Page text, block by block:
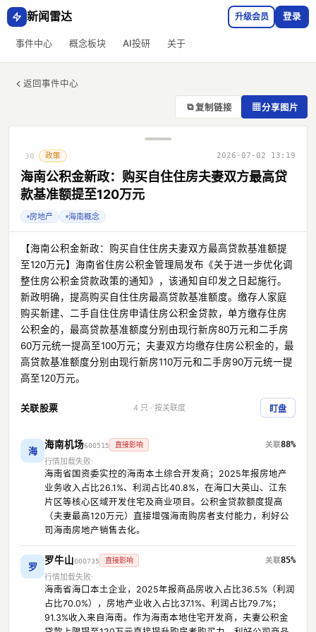
新闻雷达
事件中心 概念板块 AI投研 关于
升级会员 登录
返回事件中心
⧉ 复制链接 ▦分享图片
30 政策 2026-07-02 13:19
海南公积金新政：购买自住住房夫妻双方最高贷
款基准额提至120万元
房地产 海南概念
【海南公积金新政：购买自住住房夫妻双方最高贷款基准额提
至120万元】海南省住房公积金管理局发布《关于进一步优化调
整住房公积金贷款政策的通知》，该通知自印发之日起施行。
新政明确，提高购买自住住房最高贷款基准额度。缴存人家庭
购买新建、二手自住住房申请住房公积金贷款，单方缴存住房
公积金的，最高贷款基准额度分别由现行新房80万元和二手房
60万元统一提高至100万元；夫妻双方均缴存住房公积金的，最
高贷款基准额度分别由现行新房110万元和二手房90万元统一提
高至120万元。
关联股票 4 只 · 按关联度 盯盘
海
海南机场600515 直接影响
88%
行情加载失败
海南省国资委实控的海南本土综合开发商；2025年报房地产
业务收入占比26.1%、利润占比40.8%，在海口大英山、江东
片区等核心区域开发住宅及商业项目。公积金贷款额度提高
（夫妻最高120万元）直接增强海南购房者支付能力，利好公
司海南房地产销售去化。
罗
罗牛山000735 直接影响
85%
行情加载失败
海南省海口本土企业，2025年报商品房收入占比36.5%（利润
占比70.0%），房地产业收入占比37.1%、利润占比79.7%；
91.3%收入来自海南。作为海南本地住宅开发商，夫妻公积金